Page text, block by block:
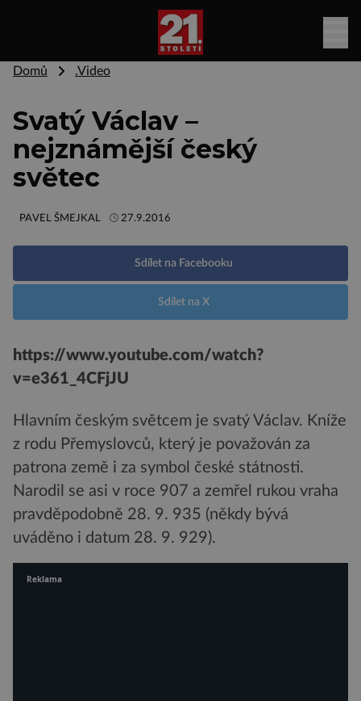
Domů .Video
Svatý Václav –
nejznámější český
světec
PAVEL ŠMEJKAL 27.9.2016
Sdílet na Facebooku
Sdílet na X
https://www.youtube.com/watch?
v=e361_4CFjJU
Hlavním českým světcem je svatý Václav. Kníže
z rodu Přemyslovců, který je považován za
patrona země i za symbol české státnosti.
Narodil se asi v roce 907 a zemřel rukou vraha
pravděpodobně 28. 9. 935 (někdy bývá
uváděno i datum 28. 9. 929).
Reklama